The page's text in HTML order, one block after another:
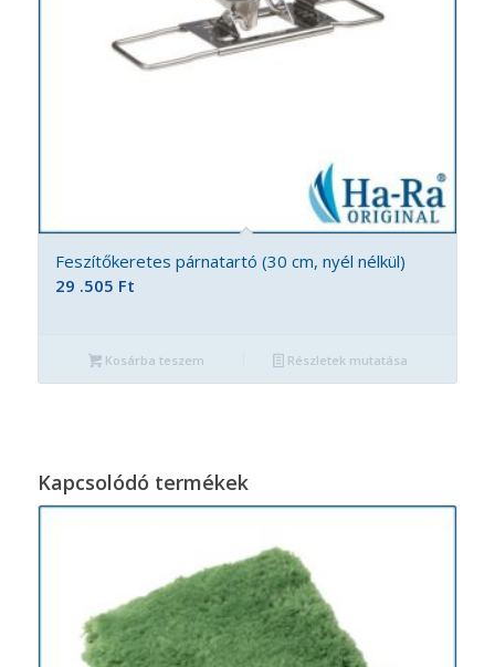
Feszítőkeretes párnatartó (30 cm, nyél nélkül)
29 .505 Ft
Kosárba teszem Részletek mutatása
Kapcsolódó termékek